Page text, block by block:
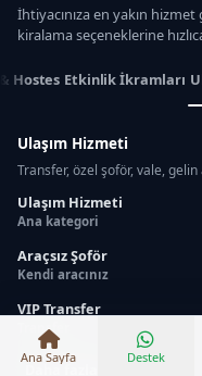
İhtiyacınıza en yakın
kiralama seçeneklerine
Hostes Etkinlik İkramları
Ulaşım Hizmeti
Transfer, özel şoför, vale,
Ulaşım Hizmeti
Ana kategori
Araçsız Şoför
Kendi aracınız
VIP Transfer
Transfer
Daha fazlasını göster
Ana Sayfa Destek